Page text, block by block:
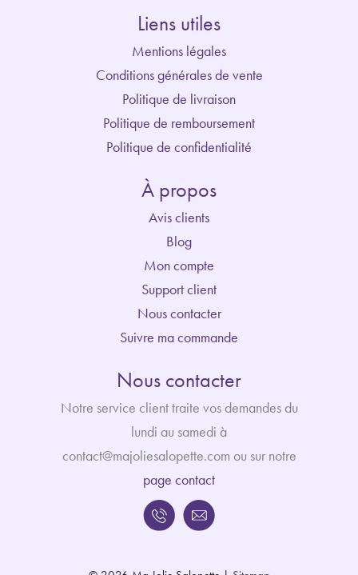
Liens utiles
Mentions légales
Conditions générales de vente
Politique de livraison
Politique de remboursement
Politique de confidentialité
À propos
Avis clients
Blog
Mon compte
Support client
Nous contacter
Suivre ma commande
Nous contacter
Notre service client traite vos demandes du
lundi au samedi à
contact@majoliesalopette.com ou sur notre
page contact